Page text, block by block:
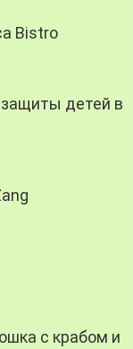
Bistro
детей в
с крабом и